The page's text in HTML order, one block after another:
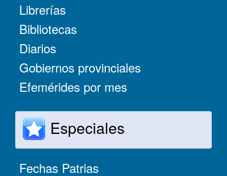
Librerías
Bibliotecas
Diarios
Gobiernos provinciales
Efemérides por mes
Especiales
Fechas Patrias